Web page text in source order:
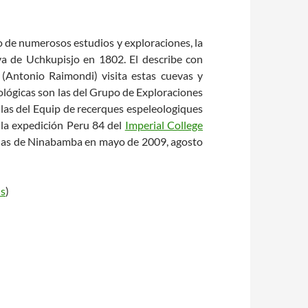
de numerosos estudios y exploraciones, la
de Uchkupisjo en 1802. El describe con
Raimondi) visita estas cuevas y
son las del Grupo de Exploraciones
del Equip de recerques espeleologiques
expedición Peru 84 del Imperial College
de Ninabamba en mayo de 2009, agosto
)